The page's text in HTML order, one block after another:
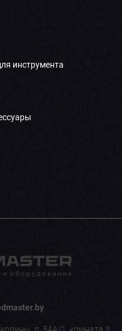
инструмента
.
д. 54А/1, комната 3